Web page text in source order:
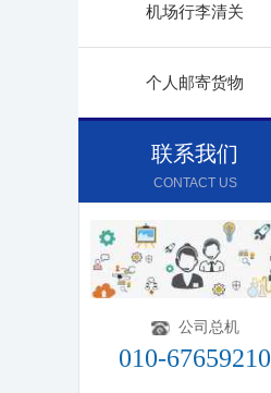
机场行李清关
个人邮寄货物
联系我们
CONTACT US
公司总机
010-67659210